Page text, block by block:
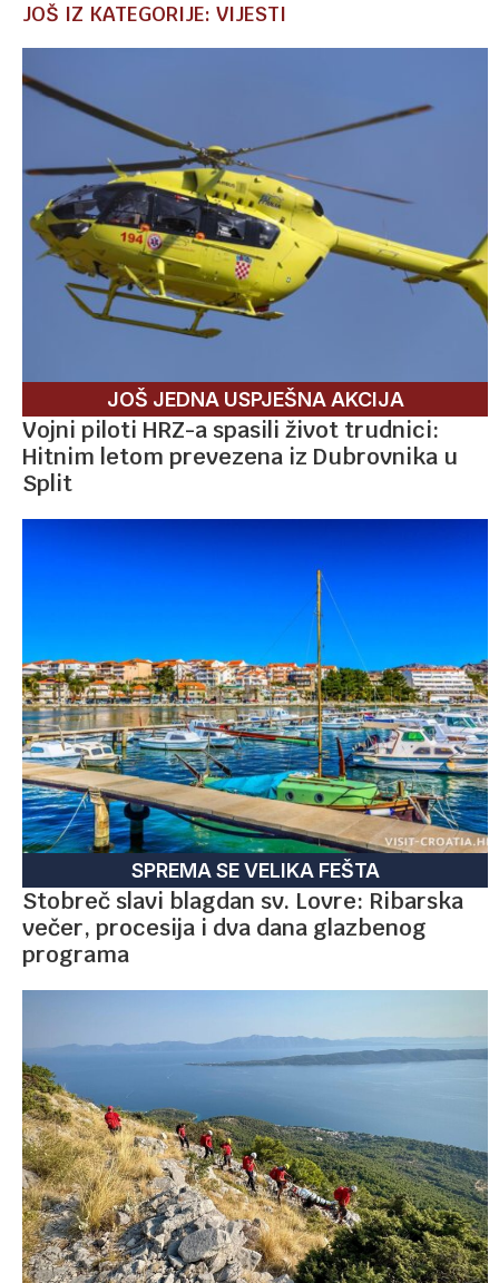
JOŠ IZ KATEGORIJE: VIJESTI
JOŠ JEDNA USPJEŠNA AKCIJA
Vojni piloti HRZ-a spasili život trudnici:
Hitnim letom prevezena iz Dubrovnika u
Split
SPREMA SE VELIKA FEŠTA
Stobreč slavi blagdan sv. Lovre: Ribarska
večer, procesija i dva dana glazbenog
programa